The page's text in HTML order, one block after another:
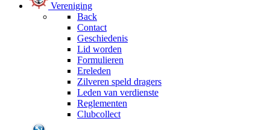
Vereniging
Back
Contact
Geschiedenis
Lid worden
Formulieren
Ereleden
Zilveren speld dragers
Leden van verdienste
Reglementen
Clubcollect